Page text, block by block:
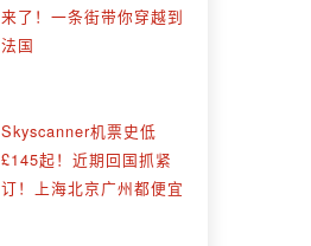
来了！一条街带你穿越到
法国
Skyscanner机票史低
£145起！近期回国抓紧
订！上海北京广州都便宜